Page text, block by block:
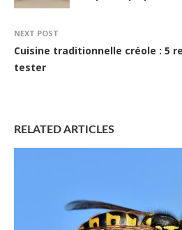
NEXT POST
Cuisine traditionnelle créole : 5
tester
RELATED ARTICLES